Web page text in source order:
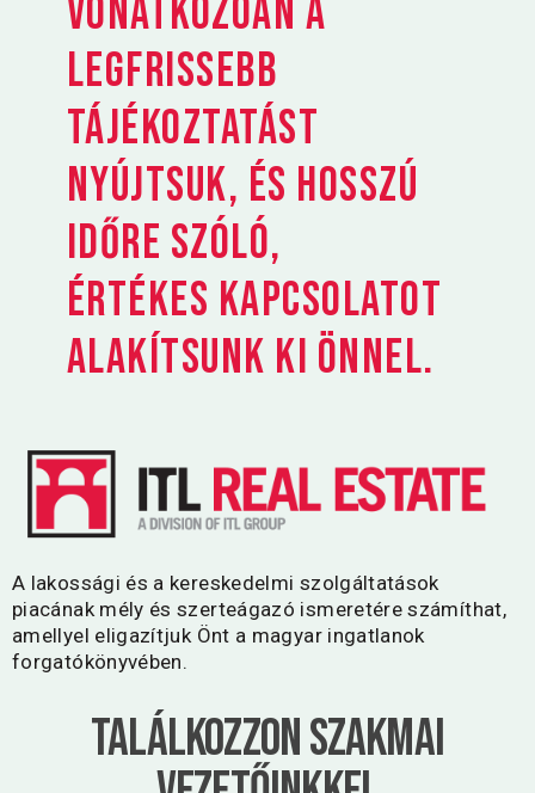
vonatkozóan a
legfrissebb
tájékoztatást
nyújtsuk, és hosszú
időre szóló,
értékes kapcsolatot
alakítsunk ki Önnel.
A lakossági és a kereskedelmi szolgáltatások
piacának mély és szerteágazó ismeretére számíthat,
amellyel eligazítjuk Önt a magyar ingatlanok
forgatókönyvében.
Találkozzon Szakmai